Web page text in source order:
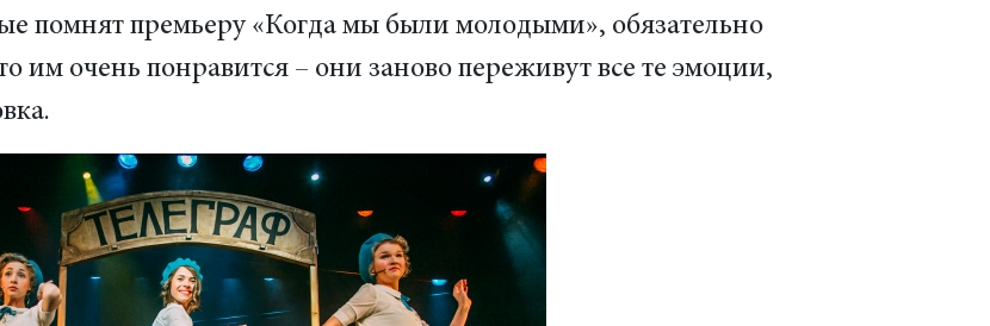
помнят премьеру «Когда мы были молодыми», обязательно
им очень понравится – они заново переживут все те эмоции,